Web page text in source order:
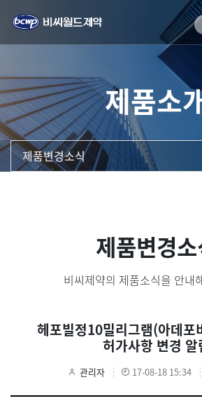
제품소
제품변경소식
제품변경소
비씨제약의 제품소식을 안내
헤포빌정10밀리그램(아데포
허가사항 변경 알
관리자 17-08-18 15:34